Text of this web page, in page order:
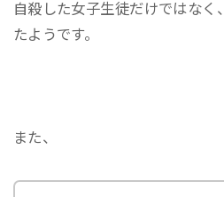
自殺した女子生徒だけではなく
たようです。
また、